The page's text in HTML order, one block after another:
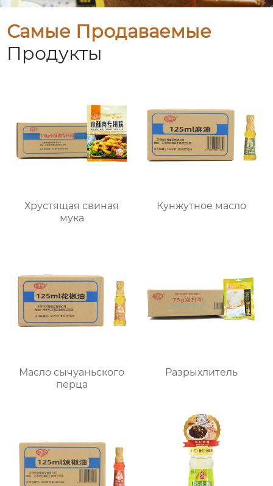
Самые Продаваемые
Продукты
Хрустящая свиная
мука
Кунжутное масло
Масло сычуаньского
перца
Разрыхлитель